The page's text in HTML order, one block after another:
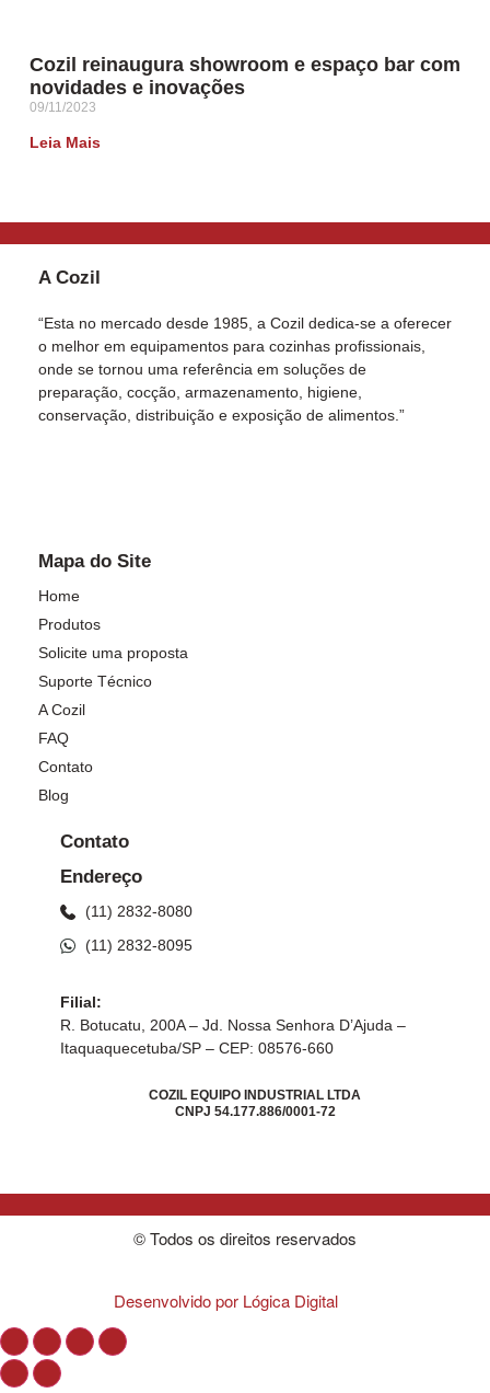
Cozil reinaugura showroom e espaço bar com
novidades e inovações
09/11/2023
Leia Mais
A Cozil
“Esta no mercado desde 1985, a Cozil dedica-se a oferecer
o melhor em equipamentos para cozinhas profissionais,
onde se tornou uma referência em soluções de
preparação, cocção, armazenamento, higiene,
conservação, distribuição e exposição de alimentos.”
Mapa do Site
Home
Produtos
Solicite uma proposta
Suporte Técnico
A Cozil
FAQ
Contato
Blog
Contato
Endereço
(11) 2832-8080
(11) 2832-8095
Filial:
R. Botucatu, 200A – Jd. Nossa Senhora D’Ajuda –
Itaquaquecetuba/SP – CEP: 08576-660
COZIL EQUIPO INDUSTRIAL LTDA
CNPJ 54.177.886/0001-72
© Todos os direitos reservados
Desenvolvido por Lógica Digital